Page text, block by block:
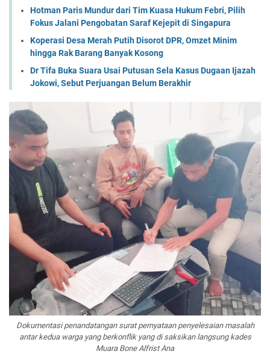
Hotman Paris Mundur dari Tim Kuasa Hukum Febri, Pilih
Fokus Jalani Pengobatan Saraf Kejepit di Singapura
Koperasi Desa Merah Putih Disorot DPR, Omzet Minim
hingga Rak Barang Banyak Kosong
Dr Tifa Buka Suara Usai Putusan Sela Kasus Dugaan Ijazah
Jokowi, Sebut Perjuangan Belum Berakhir
Dokumentasi penandatangan surat pernyataan penyelesaian masalah
antar kedua warga yang berkonflik yang di saksikan langsung kades
Muara Bone Alfrist Ana